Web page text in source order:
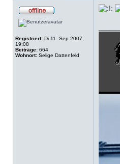
Registriert: Di 11. Sep 2007,
19:08
Beiträge: 664
Wohnort: Selige Dattenfeld